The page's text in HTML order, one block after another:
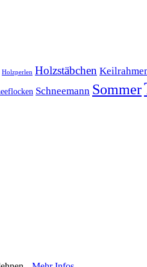
Holzperlen Holzstäbchen
Schneemann Sommer